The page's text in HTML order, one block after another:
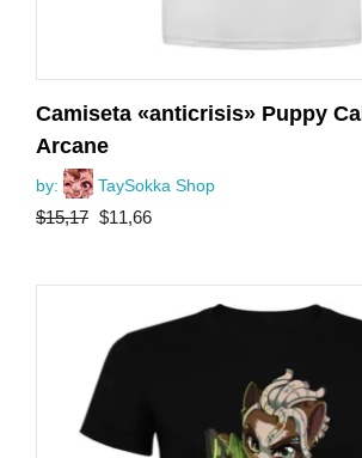
Camiseta «anticrisis» Puppy
Arcane
by: TaySokka Shop
$15,17 El
$15,17.
$11,66El
$11,66.